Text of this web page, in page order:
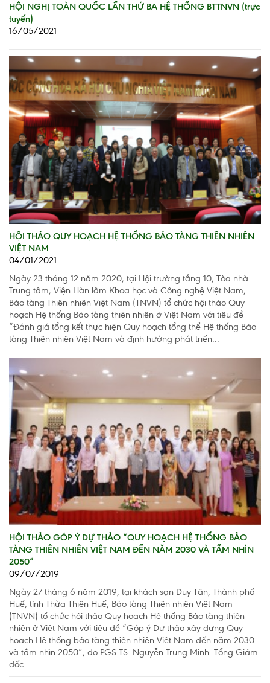
HỘI NGHỊ TOÀN QUỐC LẦN THỨ BA HỆ THỐNG BTTNVN (trực
tuyến)
16/05/2021
HỘI THẢO QUY HOẠCH HỆ THỐNG BẢO TÀNG THIÊN NHIÊN
VIỆT NAM
04/01/2021
Ngày 23 tháng 12 năm 2020, tại Hội trường tầng 10, Tòa nhà
Trung tâm, Viện Hàn lâm Khoa học và Công nghệ Việt Nam,
Bảo tàng Thiên nhiên Việt Nam (TNVN) tổ chức hội thảo Quy
hoạch Hệ thống Bảo tàng thiên nhiên ở Việt Nam với tiêu đề
“Đánh giá tổng kết thực hiện Quy hoạch tổng thể Hệ thống Bảo
tàng Thiên nhiên Việt Nam và định hướng phát triển...
HỘI THẢO GÓP Ý DỰ THẢO “QUY HOẠCH HỆ THỐNG BẢO
TÀNG THIÊN NHIÊN VIỆT NAM ĐẾN NĂM 2030 VÀ TẦM NHÌN
2050”
09/07/2019
Ngày 27 tháng 6 năm 2019, tại khách sạn Duy Tân, Thành phố
Huế, tỉnh Thừa Thiên Huế, Bảo tàng Thiên nhiên Việt Nam
(TNVN) tổ chức hội thảo Quy hoạch Hệ thống Bảo tàng thiên
nhiên ở Việt Nam với tiêu đề “Góp ý Dự thảo xây dựng Quy
hoạch Hệ thống bảo tàng thiên nhiên Việt Nam đến năm 2030
và tầm nhìn 2050”, do PGS.TS. Nguyễn Trung Minh- Tổng Giám
đốc...